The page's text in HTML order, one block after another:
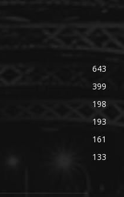
643
399
198
193
161
133